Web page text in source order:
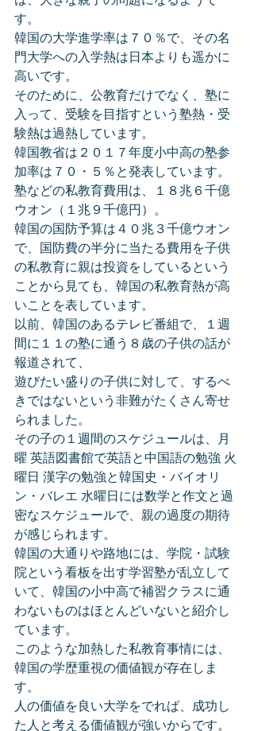
す。
韓国の大学進学率は７０％で、その名
門大学への入学熱は日本よりも遥かに
高いです。
そのために、公教育だけでなく、塾に
入って、受験を目指すという塾熱・受
験熱は過熱しています。
韓国教省は２０１７年度小中高の塾参
加率は７０・５％と発表しています。
塾などの私教育費用は、１８兆６千億
ウオン（１兆９千億円）。
韓国の国防予算は４０兆３千億ウオン
で、国防費の半分に当たる費用を子供
の私教育に親は投資をしているという
ことから見ても、韓国の私教育熱が高
いことを表しています。
以前、韓国のあるテレビ番組で、１週
間に１１の塾に通う８歳の子供の話が
報道されて、
遊びたい盛りの子供に対して、するべ
きではないという非難がたくさん寄せ
られました。
その子の１週間のスケジュールは、月
曜 英語図書館で英語と中国語の勉強 火
曜日 漢字の勉強と韓国史・バイオリ
ン・バレエ 水曜日には数学と作文と過
密なスケジュールで、親の過度の期待
が感じられます。
韓国の大通りや路地には、学院・試験
院という看板を出す学習塾が乱立して
いて、韓国の小中高で補習クラスに通
わないものはほとんどいないと紹介し
ています。
このような加熱した私教育事情には、
韓国の学歴重視の価値観が存在しま
す。
人の価値を良い大学をでれば、成功し
た人と考える価値観が強いからです。